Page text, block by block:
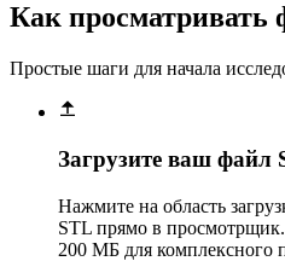
Как
Простые шаги для начала
Загрузите ваш файл
Нажмите на область
STL прямо в
200 МБ для комплексного